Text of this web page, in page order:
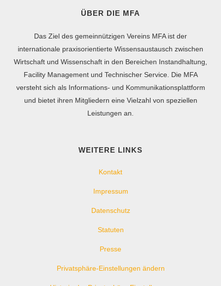
ÜBER DIE MFA
Das Ziel des gemeinnützigen Vereins MFA ist der
internationale praxisorientierte Wissensaustausch zwischen
Wirtschaft und Wissenschaft in den Bereichen Instandhaltung,
Facility Management und Technischer Service. Die MFA
versteht sich als Informations- und Kommunikationsplattform
und bietet ihren Mitgliedern eine Vielzahl von speziellen
Leistungen an.
WEITERE LINKS
Kontakt
Impressum
Datenschutz
Statuten
Presse
Privatsphäre-Einstellungen ändern